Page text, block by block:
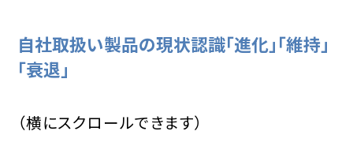
自社取扱い製品の現状認識「進化」「維持」
「衰退」
（横にスクロールできます）